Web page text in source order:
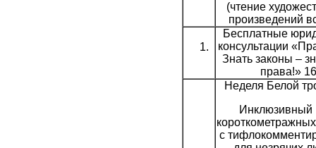
(чтение
произведений
Бесплатные
консультации
Знать законы –
права!»
Неделя Белой
Инклюзивный
с